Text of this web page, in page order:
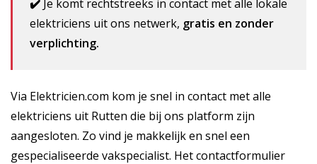
✔️ Je komt rechtstreeks in contact met alle lokale
elektriciens uit ons netwerk, gratis en zonder
verplichting.
Via Elektricien.com kom je snel in contact met alle
elektriciens uit Rutten die bij ons platform zijn
aangesloten. Zo vind je makkelijk en snel een
gespecialiseerde vakspecialist. Het contactformulier